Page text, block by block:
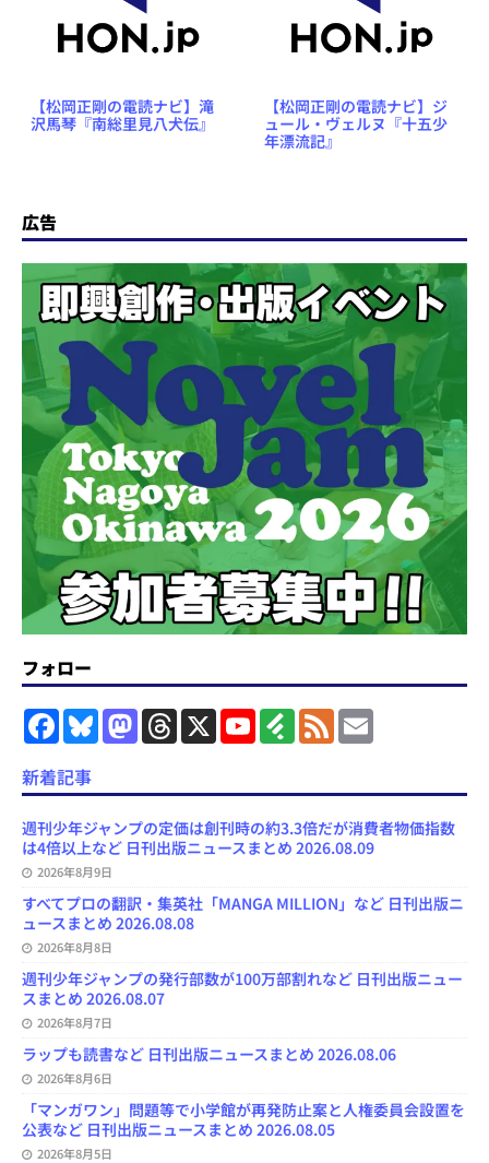
【松岡正剛の電読ナビ】滝
沢馬琴『南総里見八犬伝』
【松岡正剛の電読ナビ】ジ
ュール・ヴェルヌ『十五少
年漂流記』
広告
フォロー
F
e
b
o
k
B
y
M
o
n
T
s
X
Y
e
C
h
n
F
F
新着記事
週刊少年ジャンプの定価は創刊時の約3.3倍だが消費者物価指数
は4倍以上など 日刊出版ニュースまとめ 2026.08.09
2026年8月9日
すべてプロの翻訳・集英社「MANGA MILLION」など 日刊出版ニ
ュースまとめ 2026.08.08
2026年8月8日
週刊少年ジャンプの発行部数が100万部割れなど 日刊出版ニュー
スまとめ 2026.08.07
2026年8月7日
ラップも読書など 日刊出版ニュースまとめ 2026.08.06
2026年8月6日
「マンガワン」問題等で小学館が再発防止案と人権委員会設置を
公表など 日刊出版ニュースまとめ 2026.08.05
2026年8月5日